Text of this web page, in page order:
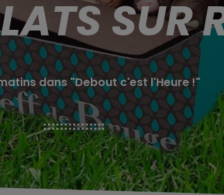
SUR
dans "Debout c'est l'Heure !"